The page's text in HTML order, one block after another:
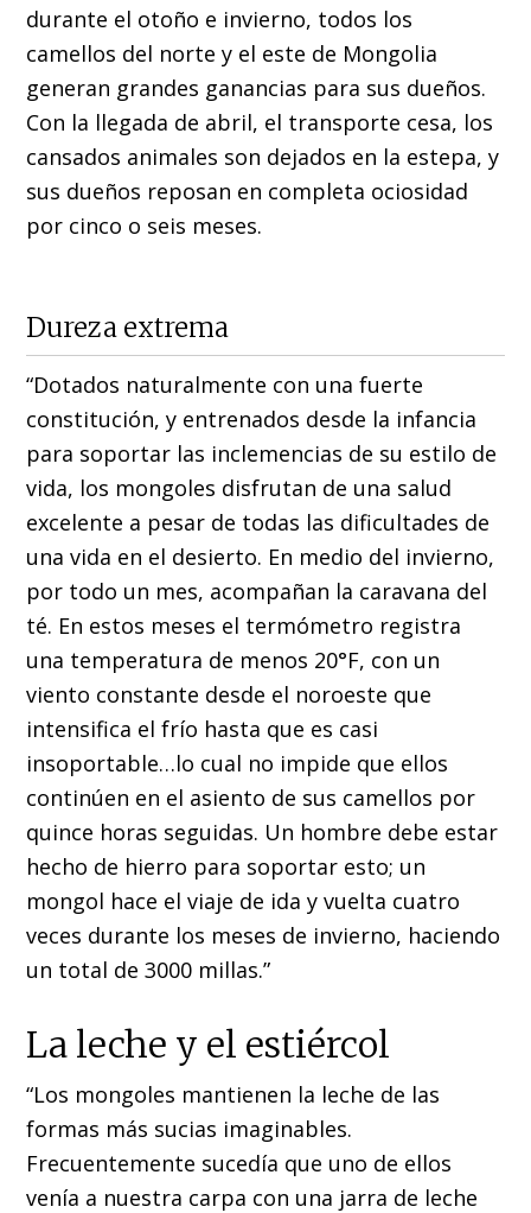
durante el otoño e invierno, todos los
camellos del norte y el este de Mongolia
generan grandes ganancias para sus dueños.
Con la llegada de abril, el transporte cesa, los
cansados animales son dejados en la estepa, y
sus dueños reposan en completa ociosidad
por cinco o seis meses.
Dureza extrema
“Dotados naturalmente con una fuerte
constitución, y entrenados desde la infancia
para soportar las inclemencias de su estilo de
vida, los mongoles disfrutan de una salud
excelente a pesar de todas las dificultades de
una vida en el desierto. En medio del invierno,
por todo un mes, acompañan la caravana del
té. En estos meses el termómetro registra
una temperatura de menos 20°F, con un
viento constante desde el noroeste que
intensifica el frío hasta que es casi
insoportable…lo cual no impide que ellos
continúen en el asiento de sus camellos por
quince horas seguidas. Un hombre debe estar
hecho de hierro para soportar esto; un
mongol hace el viaje de ida y vuelta cuatro
veces durante los meses de invierno, haciendo
un total de 3000 millas.”
La leche y el estiércol
“Los mongoles mantienen la leche de las
formas más sucias imaginables.
Frecuentemente sucedía que uno de ellos
venía a nuestra carpa con una jarra de leche